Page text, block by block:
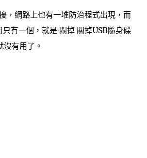
，網路上也有一堆防治程式出現，而
有一個，就是 閹掉 關掉USB隨身碟
有用了。